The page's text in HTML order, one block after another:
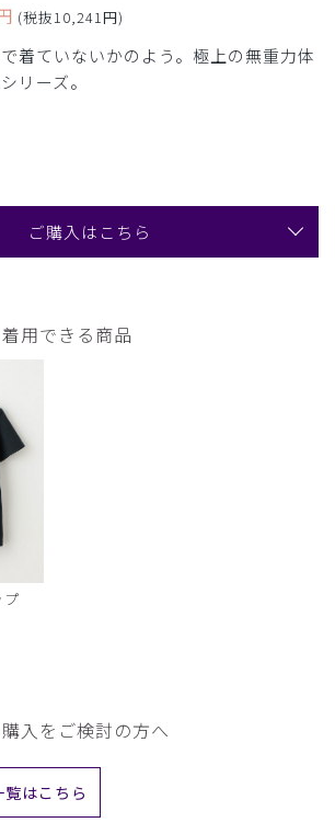
(税抜10,241円)
で着ていないかのよう。極上の無重力体
リーズ。
ご購入はこちら
用できる商品
プ
入をご検討の方へ
はこちら